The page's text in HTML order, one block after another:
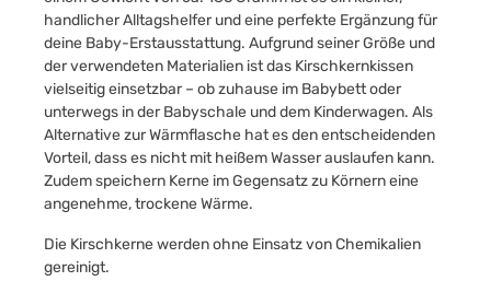
handlicher Alltagshelfer und eine perfekte Ergänzung für
deine Baby-Erstausstattung. Aufgrund seiner Größe und
der verwendeten Materialien ist das Kirschkernkissen
vielseitig einsetzbar – ob zuhause im Babybett oder
unterwegs in der Babyschale und dem Kinderwagen. Als
Alternative zur Wärmflasche hat es den entscheidenden
Vorteil, dass es nicht mit heißem Wasser auslaufen kann.
Zudem speichern Kerne im Gegensatz zu Körnern eine
angenehme, trockene Wärme.
Die Kirschkerne werden ohne Einsatz von Chemikalien
gereinigt.